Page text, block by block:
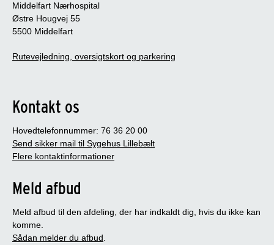
Middelfart Nærhospital
Østre Hougvej 55
5500 Middelfart
Rutevejledning, oversigtskort og parkering
Kontakt os
Hovedtelefonnummer: 76 36 20 00
Send sikker mail til Sygehus Lillebælt
Flere kontaktinformationer
Meld afbud
Meld afbud til den afdeling, der har indkaldt dig, hvis du ikke kan
komme.
Sådan melder du afbud.